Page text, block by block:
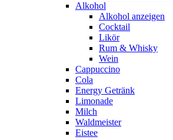
Alkohol
Alkohol anzeigen
Cocktail
Likör
Rum & Whisky
Wein
Cappuccino
Cola
Energy Getränk
Limonade
Milch
Waldmeister
Eistee